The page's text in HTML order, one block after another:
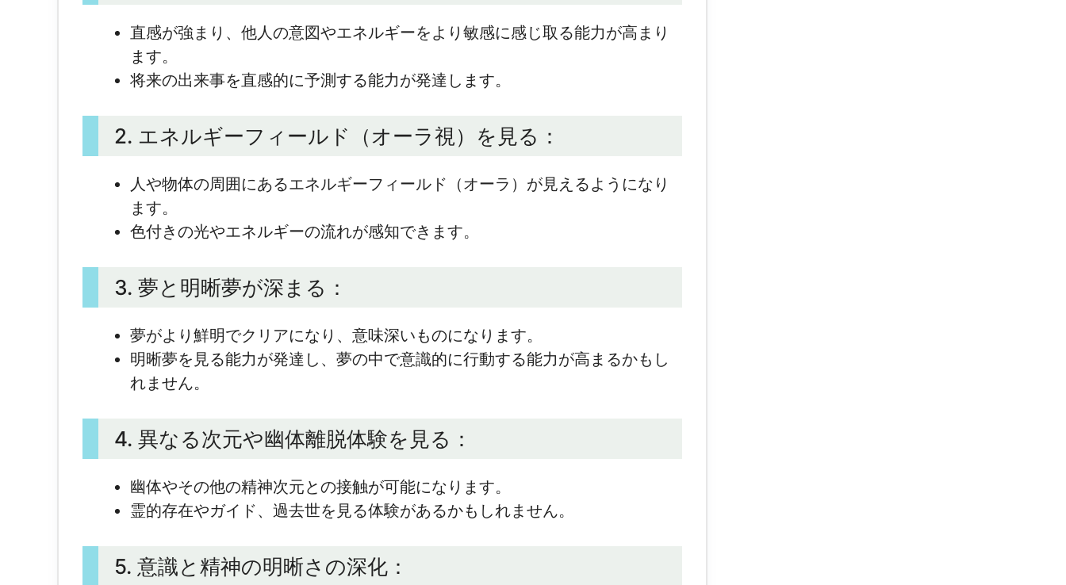
直感が強まり、他人の意図やエネルギーをより敏感に感じ取る能力が高まり
ます。
将来の出来事を直感的に予測する能力が発達します。
2. エネルギーフィールド（オーラ視）を見る：
人や物体の周囲にあるエネルギーフィールド（オーラ）が見えるようになり
ます。
色付きの光やエネルギーの流れが感知できます。
3. 夢と明晰夢が深まる：
夢がより鮮明でクリアになり、意味深いものになります。
明晰夢を見る能力が発達し、夢の中で意識的に行動する能力が高まるかもし
れません。
4. 異なる次元や幽体離脱体験を見る：
幽体やその他の精神次元との接触が可能になります。
霊的存在やガイド、過去世を見る体験があるかもしれません。
5. 意識と精神の明晰さの深化：